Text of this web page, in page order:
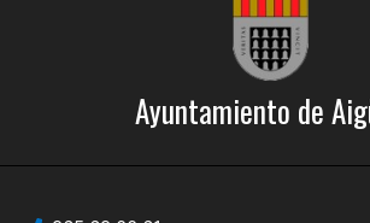
Ayuntamiento de